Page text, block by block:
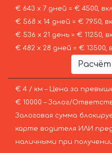
€ 643 х 7 дней = € 4500,
€ 568 х 14 дней = € 7950,
€ 536 х 21 день = € 11250,
€ 482 х 28 дней = € 13500,
€ 4 / км – Цена за
€ 10000 – Залог/
Залоговая сумма
карте водителя ИЛИ
наличными при